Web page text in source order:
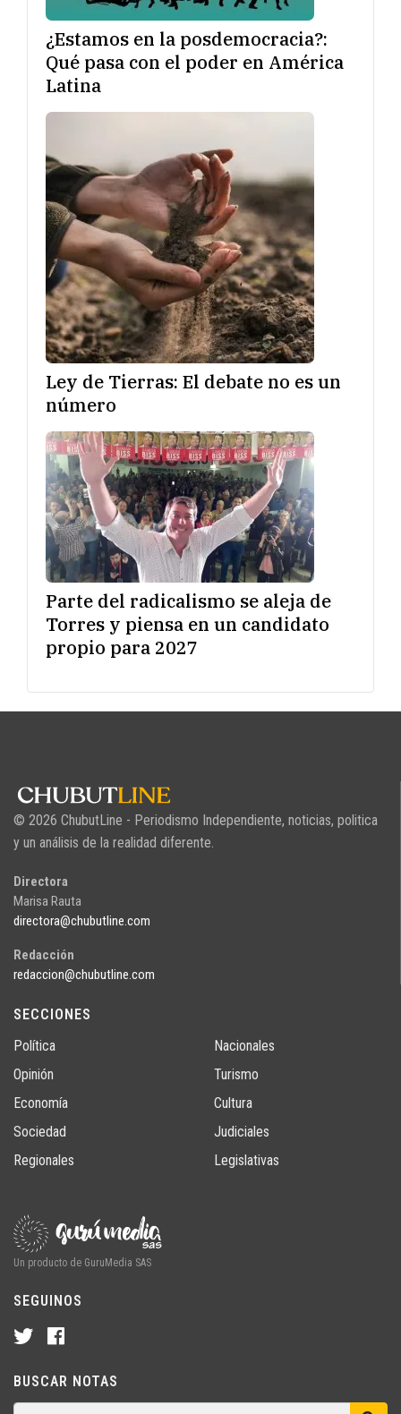
¿Estamos en la posdemocracia?:
Qué pasa con el poder en América
Latina
Ley de Tierras: El debate no es un
número
Parte del radicalismo se aleja de
Torres y piensa en un candidato
propio para 2027
© 2026 ChubutLine - Periodismo Independiente, noticias, politica
y un análisis de la realidad diferente.
Directora
Marisa Rauta
directora@chubutline.com
Redacción
redaccion@chubutline.com
SECCIONES
Política
Opinión
Economía
Sociedad
Regionales
Nacionales
Turismo
Cultura
Judiciales
Legislativas
Un producto de GuruMedia SAS
SEGUINOS
BUSCAR NOTAS